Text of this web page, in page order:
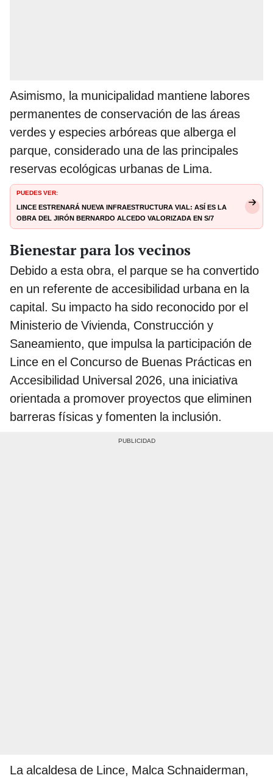
Asimismo, la municipalidad mantiene labores
permanentes de conservación de las áreas
verdes y especies arbóreas que alberga el
parque, considerado una de las principales
reservas ecológicas urbanas de Lima.
PUEDES VER:
Lince estrenará nueva infraestructura vial: así es la
obra del jirón Bernardo Alcedo valorizada en S/7
millones
Bienestar para los vecinos
Debido a esta obra, el parque se ha convertido
en un referente de accesibilidad urbana en la
capital. Su impacto ha sido reconocido por el
Ministerio de Vivienda, Construcción y
Saneamiento, que impulsa la participación de
Lince en el Concurso de Buenas Prácticas en
Accesibilidad Universal 2026, una iniciativa
orientada a promover proyectos que eliminen
barreras físicas y fomenten la inclusión.
La alcaldesa de Lince, Malca Schnaiderman,